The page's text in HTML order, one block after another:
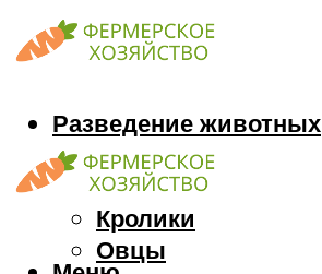
Разведение животных
Козы
Кони
Кролики
Овцы